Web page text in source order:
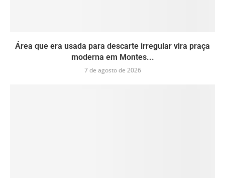
Área que era usada para descarte irregular vira praça
moderna em Montes...
7 de agosto de 2026